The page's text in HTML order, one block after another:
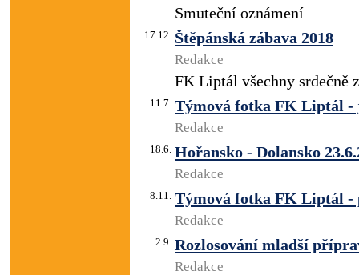
Smuteční oznámení
17.12. Štěpánská zábava 2018
Redakce
FK Liptál všechny srdečně
11.7. Týmová fotka FK Liptál -
Redakce
18.6. Hořansko - Dolansko
Redakce
8.11. Týmová fotka FK Liptál -
Redakce
2.9. Rozlosování mladší
Redakce